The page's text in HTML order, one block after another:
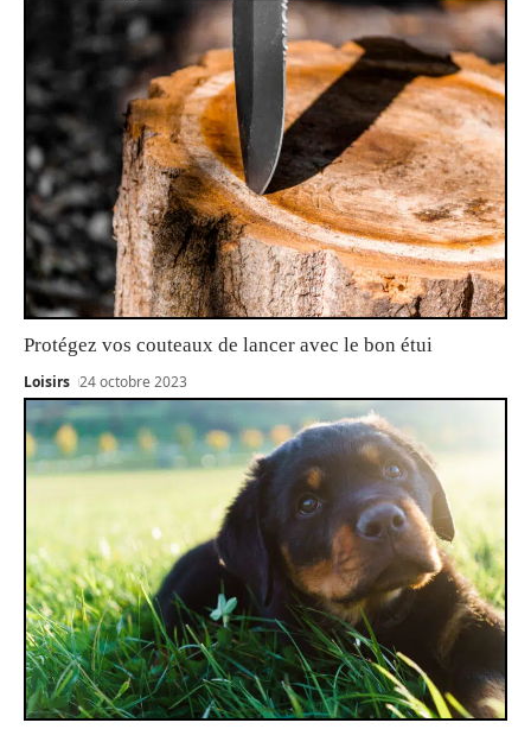
Protégez vos couteaux de lancer avec le bon étui
Loisirs 24 octobre 2023